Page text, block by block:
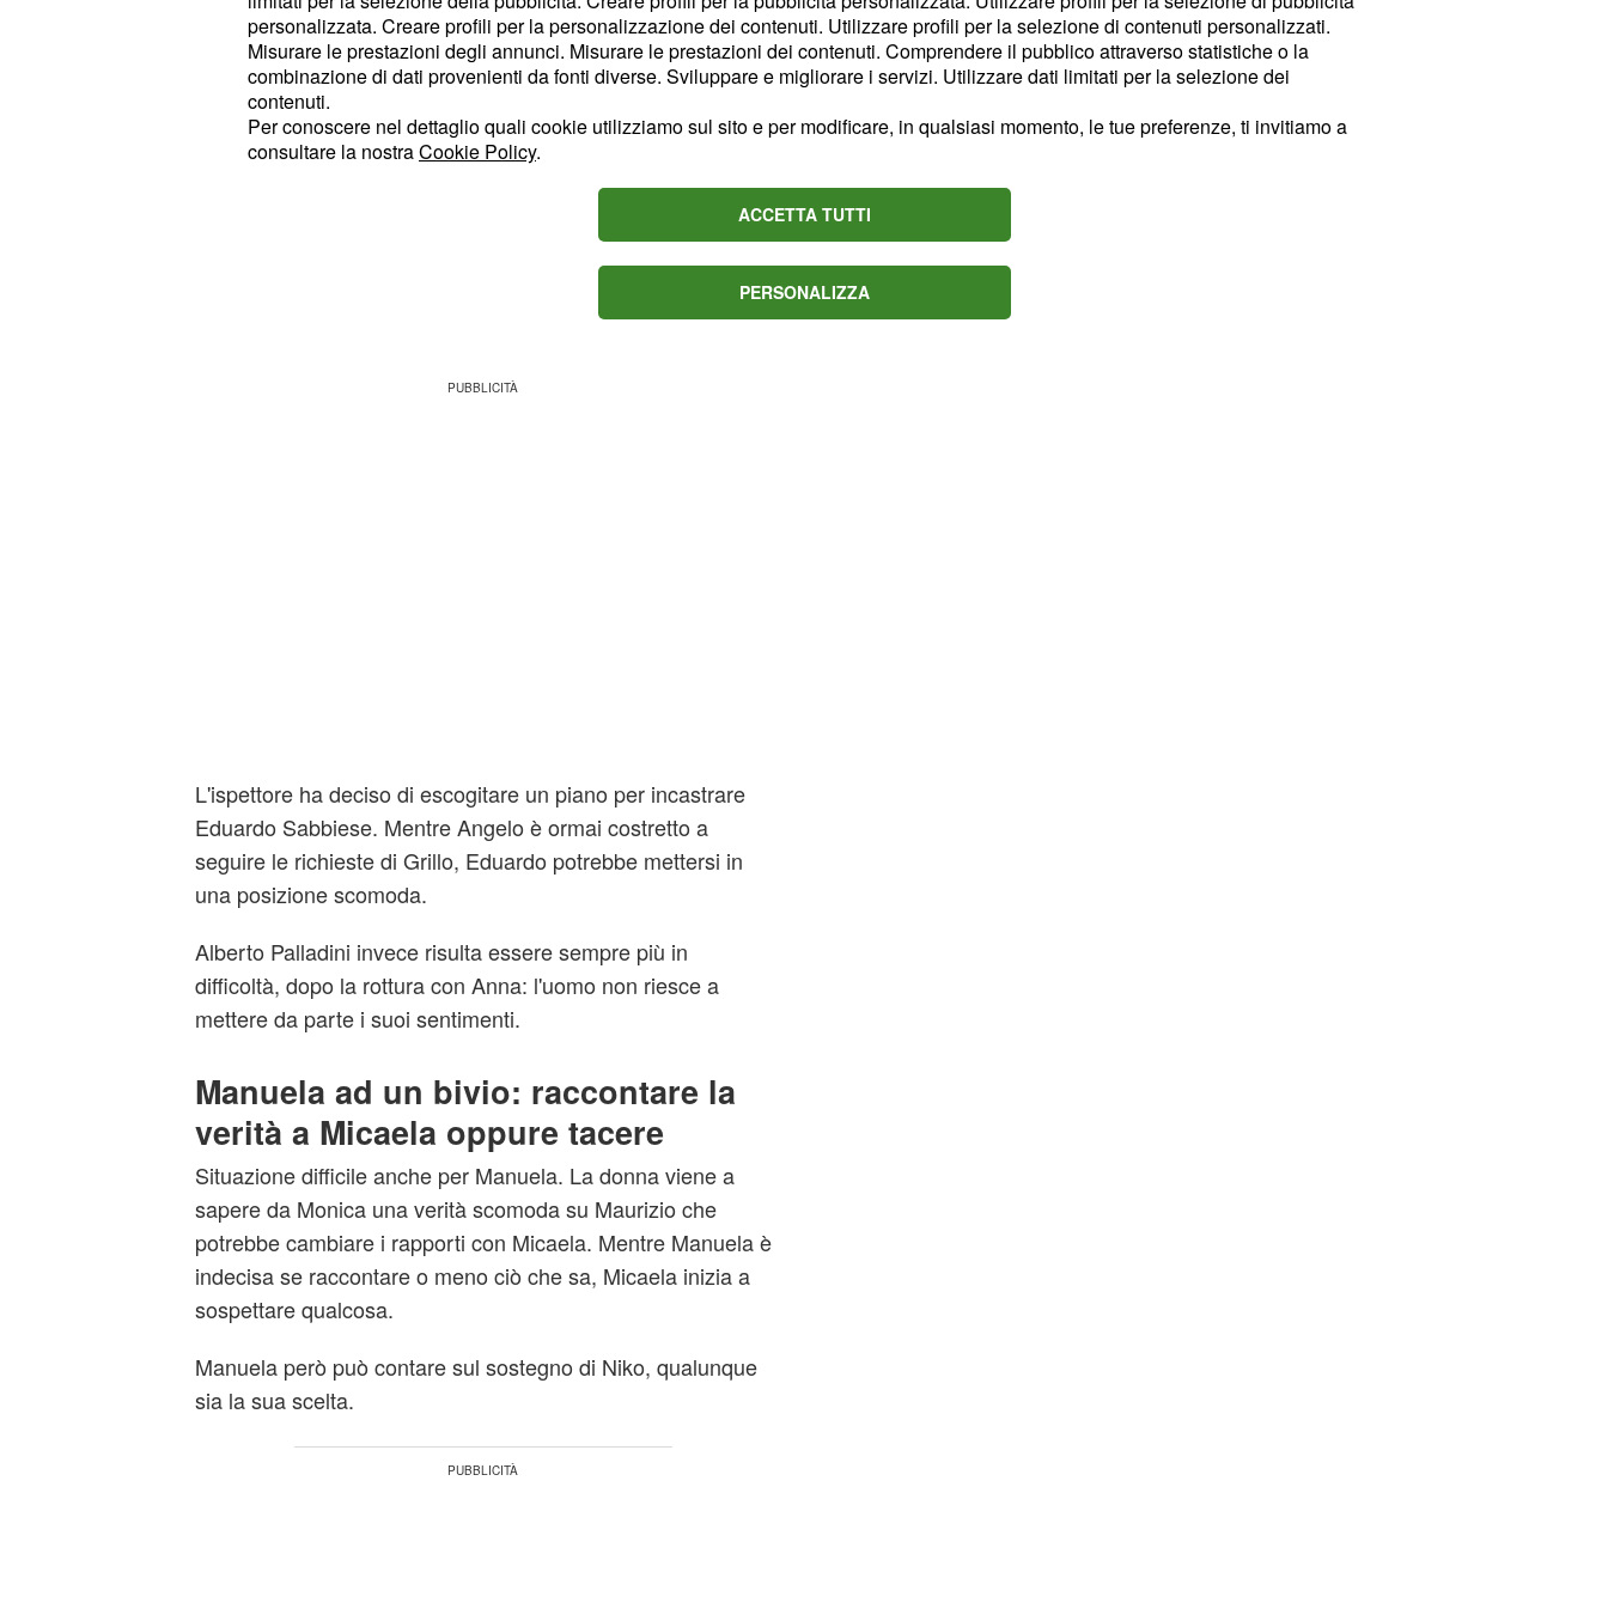
Palladini.Tra le persone che sembrano essere
maggiormente turbate, c'è proprio Raffaele: il portiere
aveva rifiutato di andare in pensione poiché convinto
che poteva ricoprire ancora il suo ruolo.Il furto l'ha
portato a nutrire dei forti sensi di colpa seppur l'uomo non
sia coinvolto nella vicenda: Raffaele è convinta che in un
dell'appartamento in mani sbagliate. La realtà dei fatti però
messo a segno il colpo su richiesta di Grillo.
L'ispettore ha deciso di escogitare un piano per incastrare
Eduardo Sabbiese. Mentre Angelo è ormai costretto a
seguire le richieste di Grillo, Eduardo potrebbe mettersi in
una posizione scomoda.
Alberto Palladini invece risulta essere sempre più in
difficoltà, dopo la rottura con Anna: l'uomo non riesce a
mettere da parte i suoi sentimenti.
Manuela ad un bivio: raccontare la
verità a Micaela oppure tacere
Situazione difficile anche per Manuela. La donna viene a
sapere da Monica una verità scomoda su Maurizio che
potrebbe cambiare i rapporti con Micaela. Mentre Manuela è
indecisa se raccontare o meno ciò che sa, Micaela inizia a
sospettare qualcosa.
Manuela però può contare sul sostegno di Niko, qualunque
sia la sua scelta.
personalizzata. Creare profili per la personalizzazione dei contenuti. Utilizzare profili per la selezione di contenuti personalizzati.
Misurare le prestazioni degli annunci. Misurare le prestazioni dei contenuti. Comprendere il pubblico attraverso statistiche o la
combinazione di dati provenienti da fonti diverse. Sviluppare e migliorare i servizi. Utilizzare dati limitati per la selezione dei
contenuti.
Per conoscere nel dettaglio quali cookie utilizziamo sul sito e per modificare, in qualsiasi momento, le tue preferenze, ti invitiamo a
consultare la nostraCookie Policy.
ACCETTA TUTTI
PERSONALIZZA